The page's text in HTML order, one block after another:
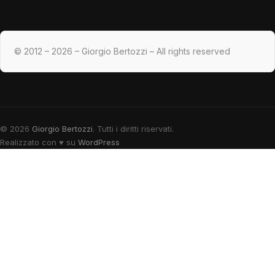
© 2012 – 2026 – Giorgio Bertozzi – All rights reserved
© 2026 Giorgio Bertozzi. Tutti i diritti riservati.
Realizzato con ♥ su WordPress